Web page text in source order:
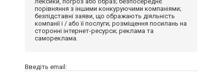
порівняння з іншими конкуруючими компаніями;
безпідставні заяви, що ображають діяльність
компанії і / або її послуги; розміщення посилань на
сторонні інтернет-ресурси; реклама та
самореклама.
Введіть email: